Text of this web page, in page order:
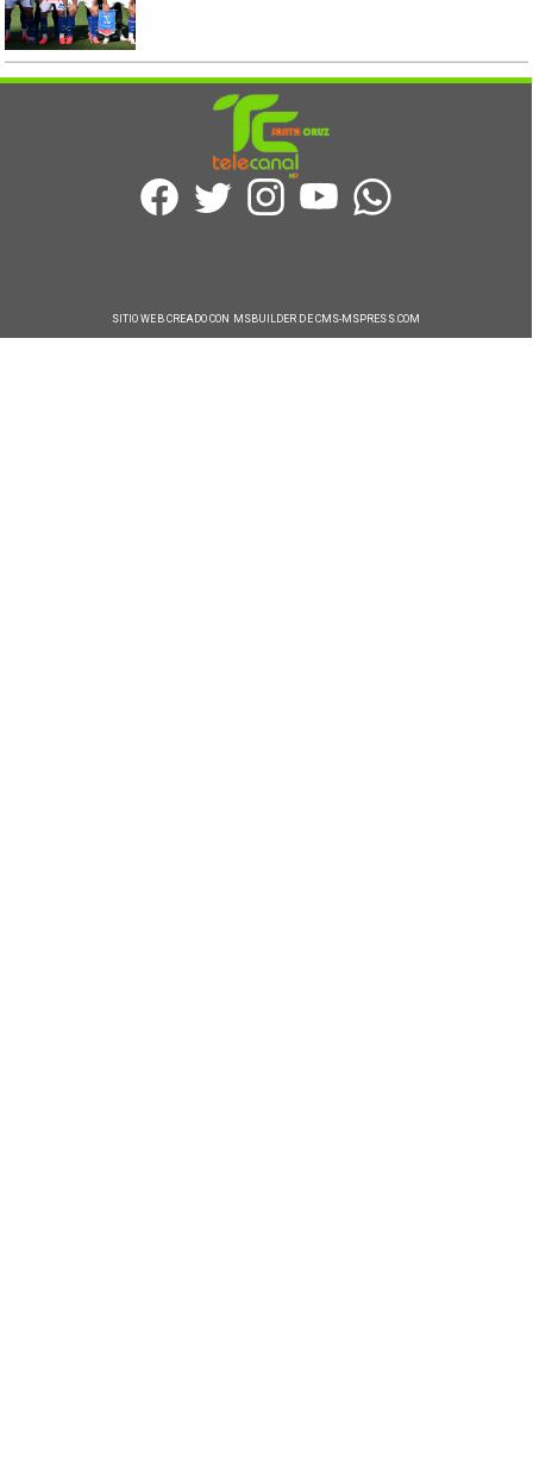
SITIO WEB CREADO CON MSBUILDER DE CMS-MSPRESS.COM